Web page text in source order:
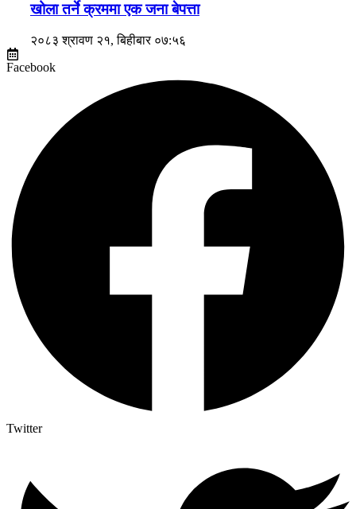
खोला तर्ने क्रममा एक जना बेपत्ता
२०८३ श्रावण २१, बिहीबार ०७:५६
Facebook
Twitter